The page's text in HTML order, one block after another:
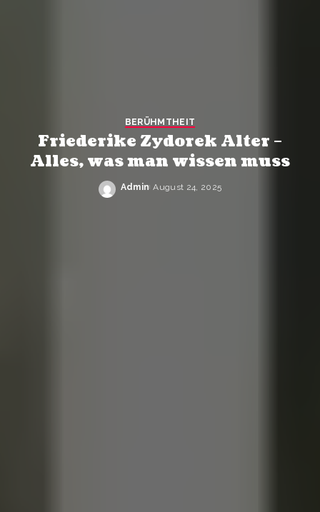
BERÜHMTHEIT
Friederike Zydorek Alter –
Alles, was man wissen muss
Posted
Admin August 24, 2025